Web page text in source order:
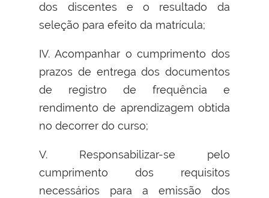
dos discentes e o resultado da
seleção para efeito da matrícula;
IV. Acompanhar o cumprimento dos
prazos de entrega dos documentos
de registro de frequência e
rendimento de aprendizagem obtida
no decorrer do curso;
V. Responsabilizar-se pelo
cumprimento dos requisitos
necessários para a emissão dos